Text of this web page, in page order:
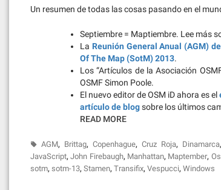
Un resumen de todas las cosas pasando en el
Septiembre = Maptiembre. Lee más
La Reunión General Anual (AGM)
Of The Map (SotM) 2013.
Los “Artículos de la Asociación
OSMF Simon Poole.
El nuevo editor de OSM iD ahora es el
artículo de blogsobre los últimos
READ MORE
AGM, Brittag, Copenhague, Cruz Roja, Dinamarca,
JavaScript,John Firebaugh, Manhattan, Maptember,
sotm, sotm-13, Stamen, Transifix, Vespucci, Windows